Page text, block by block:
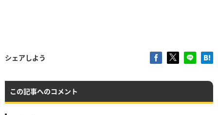
シェアしよう
この記事へのコメント